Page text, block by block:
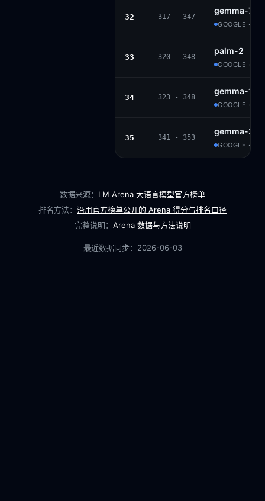
32 317 - 347
gemma-7b-
GOOGLE ·
33 320 - 348
palm-2
GOOGLE ·
34 323 - 348
gemma-
GOOGLE ·
35 341 - 353
gemma-
GOOGLE ·
数据来源： LM Arena 大语言模型官方榜单
排名方法： 沿用官方榜单公开的 Arena 得分与排名口径
完整说明： Arena 数据与方法说明
最近数据同步： 2026-06-03